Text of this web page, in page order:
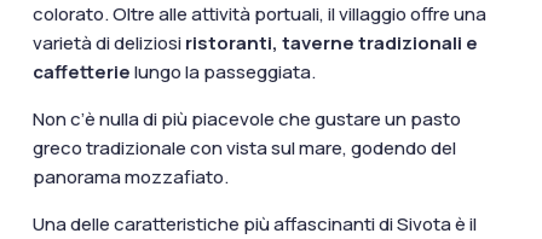
colorato. Oltre alle attività portuali, il villaggio offre una
varietà di deliziosiristoranti, taverne tradizionali e
caffetterielungo la passeggiata.
Non c’è nulla di più piacevole che gustare un pasto
greco tradizionale con vista sul mare, godendo del
panorama mozzafiato.
Una delle caratteristiche più affascinanti di Sivota è il